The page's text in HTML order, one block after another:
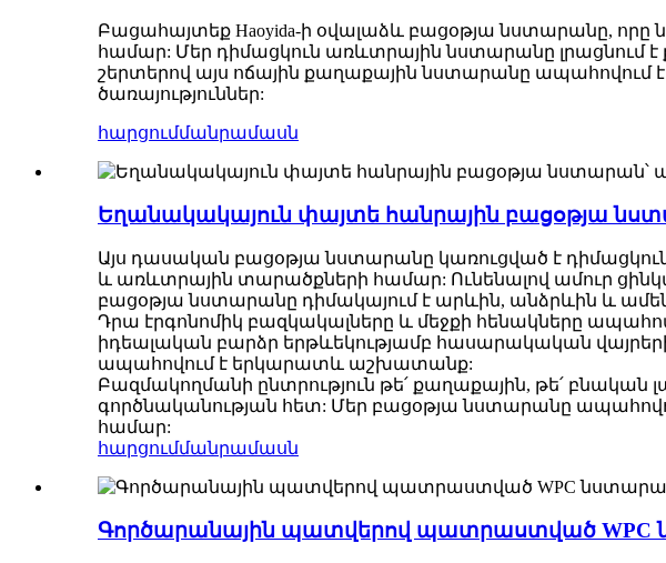
Բացահայտեք Haoyida-ի օվալաձև բացօթյա նստարանը,
համար: Մեր դիմացկուն առևտրային նստարանը
շերտերով այս ոճային քաղաքային նստարանը
ծառայություններ:
հարցումմանրամասն
Եղանակակայուն փայտե հանրային բացօթյա
Այս դասական բացօթյա նստարանը կառուցված է
և առևտրային տարածքների համար: Ունենալով ամուր
բացօթյա նստարանը դիմակայում է արևին, անձրևին և
Դրա էրգոնոմիկ բազկակալները և մեջքի հենակները
իդեալական բարձր երթևեկությամբ հասարակական
ապահովում է երկարատև աշխատանք:
Բազմակողմանի ընտրություն թե՛ քաղաքային, թե՛
գործնականության հետ: Մեր բացօթյա նստարանը
համար:
հարցումմանրամասն
Գործարանային պատվերով պատրաստված